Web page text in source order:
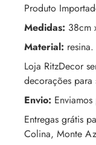
Produto
Medidas: 38cm
Material: resina.
Loja RitzDecor
decorações para
Envio:
Entregas grátis
Colina, Monte